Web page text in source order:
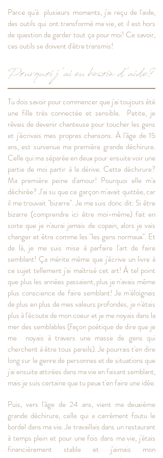
Parce qu'à plusieurs moments, j'ai reçu de l'aide,
des outils qui ont transformé ma vie, et il est hors
de question de garder tout ça pour moi! Ce savoir,
ces outils se doivent d'être transmis!
Pourquoi j'ai eu besoin d'aide?
Tu dois savoir pour commencer que j'ai toujours été
une fille très connectée et sensible. Petite, je
rêvais de devenir chanteuse pour toucher les gens
et j'écrivais mes propres chansons. À l'âge de 15
ans, est survenue ma première grande déchirure.
Celle qui ma séparée en deux pour ensuite voir une
partie de moi partir à la dérive. Cette déchirure?
Ma première peine d'amour! Pourquoi elle m'a
déchirée? J'ai su que ce garçon m'avait quittée, car
il me trouvait ''bizarre''. Je me suis donc dit: Si être
bizarre (comprendre ici être moi-même) fait en
sorte que je n'aurai jamais de copain, alors je vais
changer et être comme les ''les gens normaux''. Et
de là, je me suis mise à parfaire l'art de faire
semblant! Ça mérite même que j'écrive un livre à
ce sujet tellement j'ai maîtrisé cet art! À tel point
que plus les années passaient, plus je n'avais même
plus conscience de faire semblant! Je m'éloignais
de plus en plus de mes valeurs profondes, je n'étais
plus à l'écoute de mon coeur et je me noyais dans la
mer des semblables (façon poétique de dire que je
me noyais à travers une masse de gens qui
cherchent à être tous pareils). Je pourrais t'en dire
long sur le genre de personnes et de situations que
j'ai ensuite attirées dans ma vie en faisant semblant,
mais je suis certaine que tu peux t'en faire une idée.
Puis, vers l'âge de 24 ans, vient ma deuxième
grande déchirure, celle qui a carrément foutu le
bordel dans ma vie. Je travaillais dans un restaurant
à temps plein et pour une fois dans ma vie, j'étais
financièrement stable et j'aimais mon